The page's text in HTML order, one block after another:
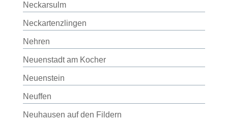
Neckarsulm
Neckartenzlingen
Nehren
Neuenstadt am Kocher
Neuenstein
Neuffen
Neuhausen auf den Fildern